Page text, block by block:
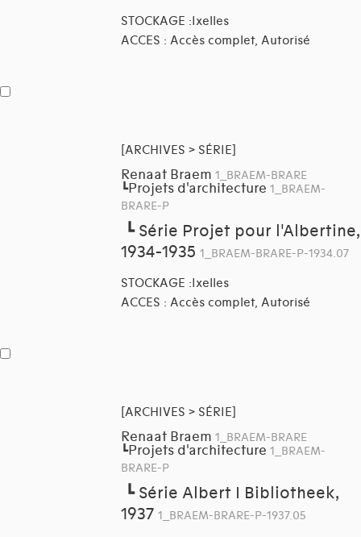
STOCKAGE :Ixelles
ACCES : Accès complet, Autorisé
[ARCHIVES > SÉRIE]
Renaat Braem 1_BRAEM-BRARE
┗Projets d'architecture 1_BRAEM-
BRARE-P
┗ Série Projet pour l'Albertine,
1934-1935 1_BRAEM-BRARE-P-1934.07
STOCKAGE :Ixelles
ACCES : Accès complet, Autorisé
[ARCHIVES > SÉRIE]
Renaat Braem 1_BRAEM-BRARE
┗Projets d'architecture 1_BRAEM-
BRARE-P
┗ Série Albert I Bibliotheek,
1937 1_BRAEM-BRARE-P-1937.05